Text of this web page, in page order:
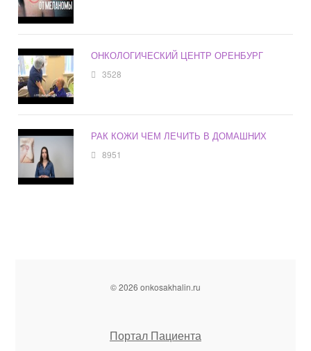
ОНКОЛОГИЧЕСКИЙ ЦЕНТР ОРЕНБУРГ
3528
РАК КОЖИ ЧЕМ ЛЕЧИТЬ В ДОМАШНИХ
8951
© 2026 onkosakhalin.ru
Портал Пациента